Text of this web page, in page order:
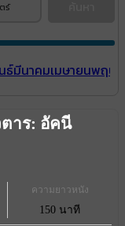
ร์
ธ์มีนาคมเมษายนพฤษ
ความยาวหนัง
150 นาที
ตาร: อัคนี